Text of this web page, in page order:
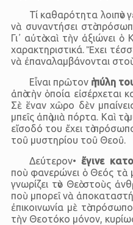
Τί καθαρότητα λοιπὸν
νὰ συναντήσει στὸ
Γι᾿ αὐτὸ καὶ τὴν ἀξιώνει
χαρακτηριστικά. Ἔχει
νὰ ἐπαναλαμβάνονται
Εἶναι πρῶτον ἡ πύλη
ἀπὸ τὴν ὁποία εἰσέρχεται
Σὲ ἕναν χῶρο δὲν
μπεῖς ἀπὸ μιὰ πόρτα. Καὶ
εἴσοδό του ἔχει τὸ
τοῦ μυστηρίου τοῦ Θεοῦ.
Δεύτερον•ἔγινε
ποὺ φανερώνει ὁ Θεός τὰ
γνωρίζει τὸν Θεὸ στοὺς
ποὺ μπορεῖ νὰ
ἐπικοινωνία μὲ τὸ
τὴν Θεοτόκο μόνον, κυρίως